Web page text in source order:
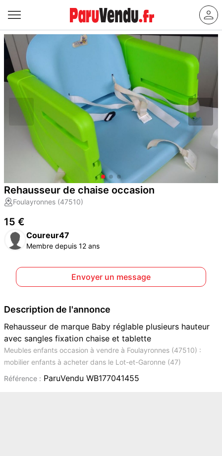
Rehausseur de chaise occasion
Foulayronnes (47510)
15 €
Coureur47
Membre depuis 12 ans
Envoyer un message
Description de l'annonce
Rehausseur de marque Baby réglable plusieurs hauteur
avec sangles fixation chaise et tablette
Meubles enfants occasion à vendre à Foulayronnes (47510) :
mobilier enfants à acheter dans le Lot-et-Garonne (47)
Référence : ParuVendu WB177041455